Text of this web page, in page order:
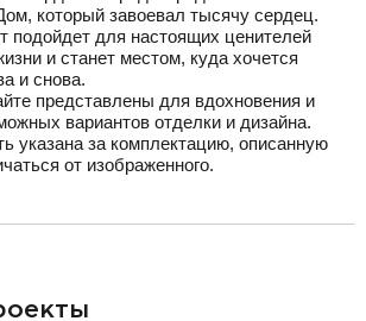
который завоевал тысячу сердец.
подойдет для настоящих ценителей
и станет местом, куда хочется
и снова.
представлены для вдохновения и
вариантов отделки и дизайна.
указана за комплектацию, описанную
от изображенного.